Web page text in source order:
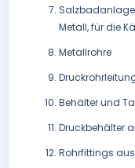
Metall, für die
Metallrohre
Behälter und
Druckbehälter
Rohrfittings